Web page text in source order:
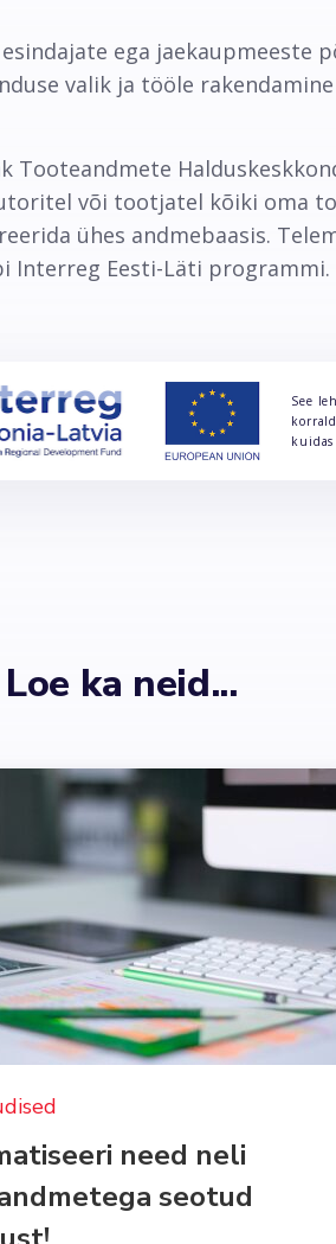
ega jaekaupmeeste
valik ja tööle
Tooteandmete
või tootjatel kõiki oma
ühes andmebaasis.
Interreg Eesti-Läti programmi.
See
Loe ka neid...
need neli
seotud